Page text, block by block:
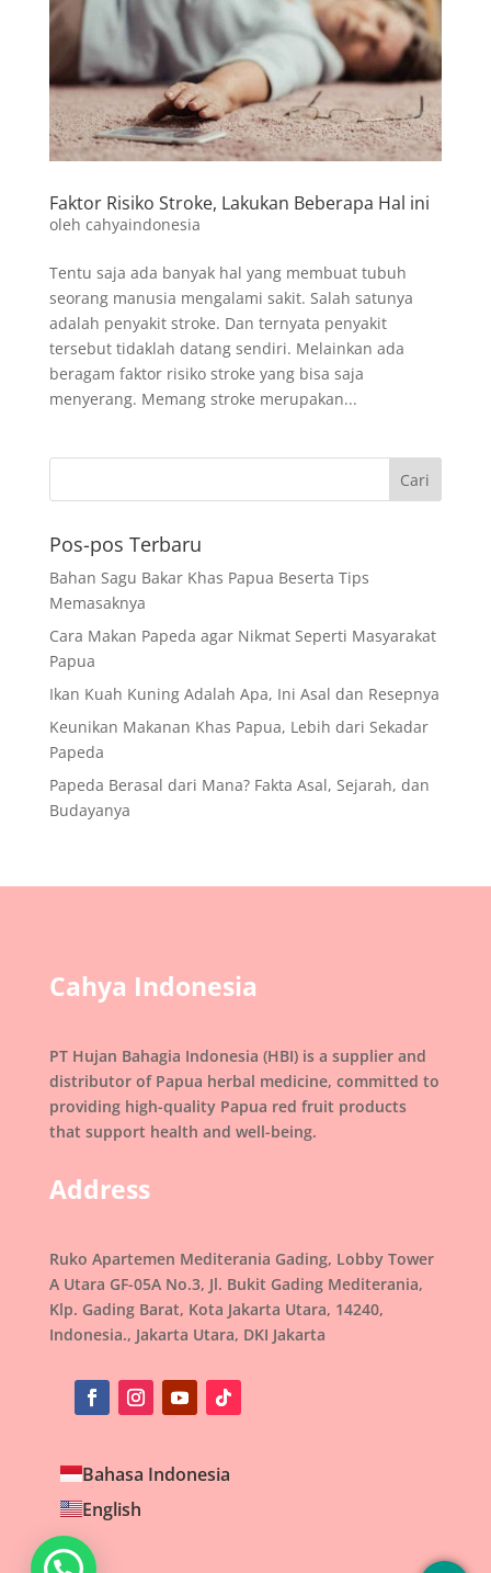
Faktor Risiko Stroke, Lakukan Beberapa Hal ini
oleh cahyaindonesia
Tentu saja ada banyak hal yang membuat tubuh
seorang manusia mengalami sakit. Salah satunya
adalah penyakit stroke. Dan ternyata penyakit
tersebut tidaklah datang sendiri. Melainkan ada
beragam faktor risiko stroke yang bisa saja
menyerang. Memang stroke merupakan...
Pos-pos Terbaru
Bahan Sagu Bakar Khas Papua Beserta Tips
Memasaknya
Cara Makan Papeda agar Nikmat Seperti Masyarakat
Papua
Ikan Kuah Kuning Adalah Apa, Ini Asal dan Resepnya
Keunikan Makanan Khas Papua, Lebih dari Sekadar
Papeda
Papeda Berasal dari Mana? Fakta Asal, Sejarah, dan
Budayanya
Cahya Indonesia
PT Hujan Bahagia Indonesia (HBI) is a supplier and
distributor of Papua herbal medicine, committed to
providing high-quality Papua red fruit products
that support health and well-being.
Address
Ruko Apartemen Mediterania Gading, Lobby Tower
A Utara GF-05A No.3, Jl. Bukit Gading Mediterania,
Klp. Gading Barat, Kota Jakarta Utara, 14240,
Indonesia., Jakarta Utara, DKI Jakarta
Bahasa Indonesia
English